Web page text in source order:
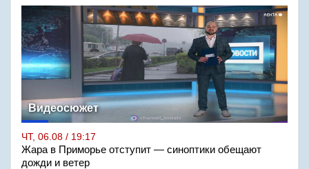
Видеосюжет
ЧТ, 06.08 / 19:17
Жара в Приморье отступит — синоптики обещают
дожди и ветер